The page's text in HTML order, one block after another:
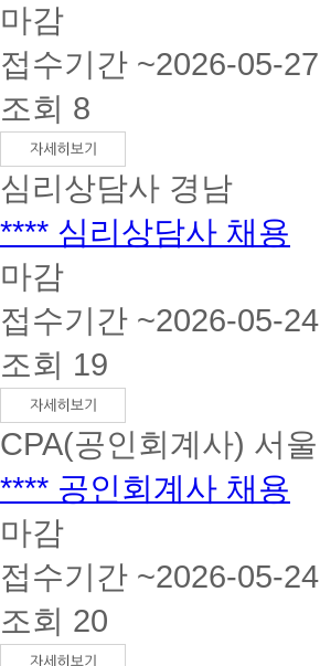
마감
접수기간 ~2026-05-27
조회 8
심리상담사 경남
**** 심리상담사 채용
마감
접수기간 ~2026-05-24
조회 19
CPA(공인회계사) 서울
**** 공인회계사 채용
마감
접수기간 ~2026-05-24
조회 20